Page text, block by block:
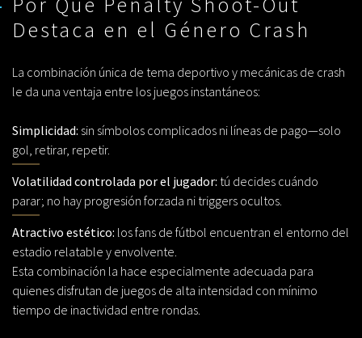
Destaca en el Género Crash
La combinación única de tema deportivo y mecánicas de crash
le da una ventaja entre los juegos instantáneos:
Simplicidad: sin símbolos complicados ni líneas de pago—solo
gol, retirar, repetir.
Volatilidad controlada por el jugador: tú decides cuándo
parar; no hay progresión forzada ni triggers ocultos.
Atractivo estético: los fans de fútbol encuentran el entorno del
estadio relatable y envolvente.
Esta combinación la hace especialmente adecuada para
quienes disfrutan de juegos de alta intensidad con mínimo
tiempo de inactividad entre rondas.